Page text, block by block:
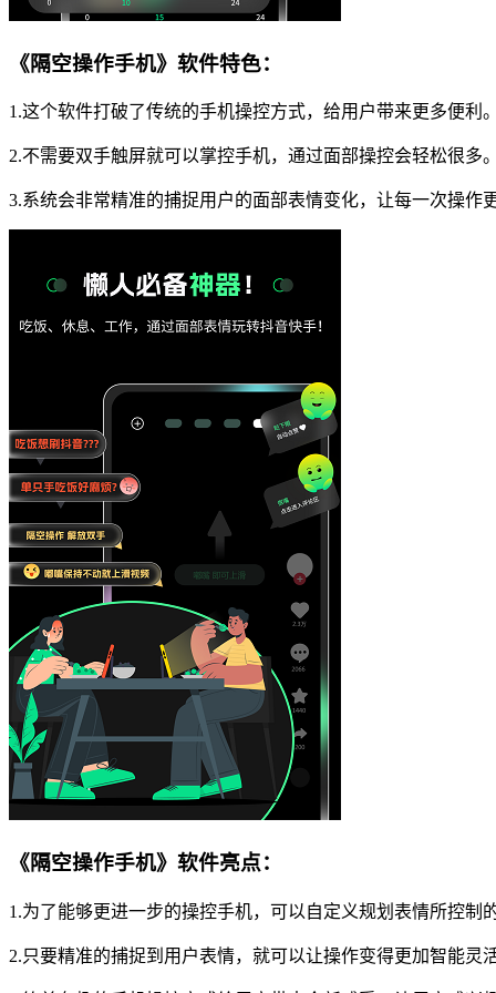
《隔空操作手机》软件特色：
1.这个软件打破了传统的手机操控方式，给用户带来更多便利。
2.不需要双手触屏就可以掌控手机，通过面部操控会轻松很多。
3.系统会非常精准的捕捉用户的面部表情变化，让每一次操作
《隔空操作手机》软件亮点：
1.为了能够更进一步的操控手机，可以自定义规划表情所控制
2.只要精准的捕捉到用户表情，就可以让操作变得更加智能灵活